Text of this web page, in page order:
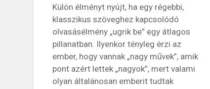
Külön élményt nyújt, ha egy régebbi,
klasszikus szöveghez kapcsolódó
olvasásélmény „ugrik be” egy átlagos
pillanatban. Ilyenkor tényleg érzi az
ember, hogy vannak „nagy művek”, amik
pont azért lettek „nagyok”, mert valami
olyan általánosan emberit tudtak